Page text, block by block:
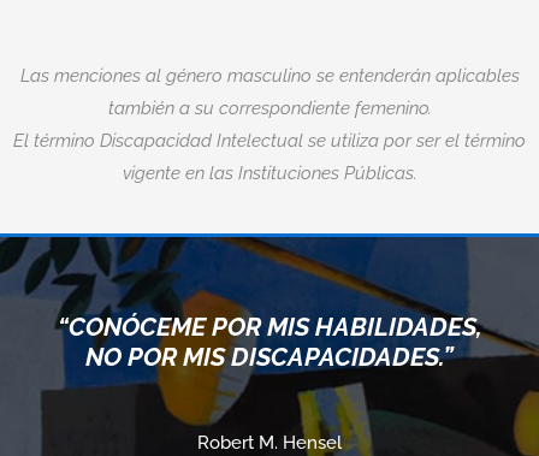
Las menciones al género masculino se entenderán aplicables
también a su correspondiente femenino.
El término Discapacidad Intelectual se utiliza por ser el término
vigente en las Instituciones Públicas.
“CONÓCEME POR MIS HABILIDADES,
NO POR MIS DISCAPACIDADES.”
Robert M. Hensel